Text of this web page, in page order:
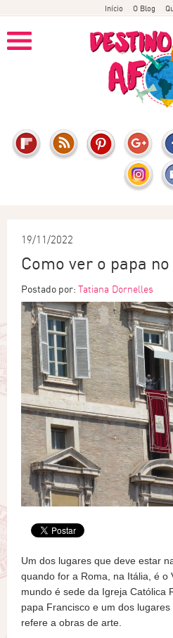
Início O Blog
19/11/2022
Como ver o papa
Postado por: Tatiana Dornelles
Um dos lugares que deve estar
quando for a Roma, na Itália, é o
mundo é sede da Igreja Católica
papa Francisco e um dos
refere a obras de arte.